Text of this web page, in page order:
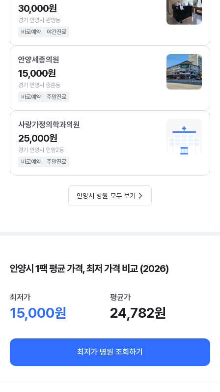
30,000원
경기 안양시 관양동
바로예약
야간진료
안양세종의원
15,000원
경기 안양시 충훈동
바로예약
주말진료
사랑가정의학과의원
25,000원
경기 안양시 안양2동
바로예약
주말진료
안양시 병원 모두 보기
안양시 1팩 평균 가격, 최저 가격 비교 (2026)
최저가
15,000원
평균가
24,782원
최저가 병원 조회하기